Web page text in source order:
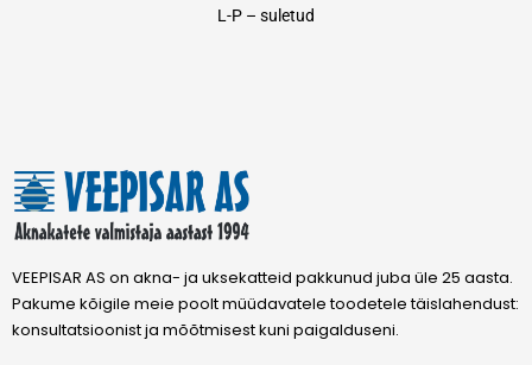
L-P – suletud
VEEPISAR AS on akna- ja uksekatteid pakkunud juba üle 25 aasta.
Pakume kõigile meie poolt müüdavatele toodetele täislahendust:
konsultatsioonist ja mõõtmisest kuni paigalduseni.